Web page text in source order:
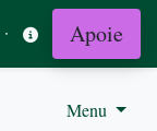
· Apoie
Menu